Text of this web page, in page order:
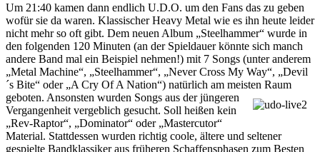
Um 21:40 kamen dann endlich U.D.O. um den Fans das zu geben
wofür sie da waren. Klassischer Heavy Metal wie es ihn heute leider
nicht mehr so oft gibt. Dem neuen Album „Steelhammer“ wurde in
den folgenden 120 Minuten (an der Spieldauer könnte sich manch
andere Band mal ein Beispiel nehmen!) mit 7 Songs (unter anderem
„Metal Machine“, „Steelhammer“, „Never Cross My Way“, „Devil
´s Bite“ oder „A Cry Of A Nation“) natürlich am meisten Raum
geboten. Ansonsten wurden Songs aus der jüngeren
Vergangenheit vergeblich gesucht. Soll heißen kein
„Rev-Raptor“, „Dominator“ oder „Mastercutor“
Material. Stattdessen wurden richtig coole, ältere und seltener
gespielte Bandklassiker aus früheren Schaffensphasen zum Besten